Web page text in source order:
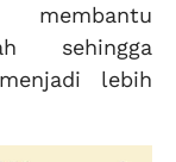
membantu
sehingga
lebih